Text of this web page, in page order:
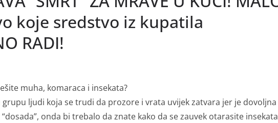
koje sredstvo iz kupatila
RADI!
muha, komaraca i insekata?
grupu ljudi koja se trudi da prozore i vrata uvijek zatvara jer je dovoljna
onda bi trebalo da znate kako da se zauvek otarasite